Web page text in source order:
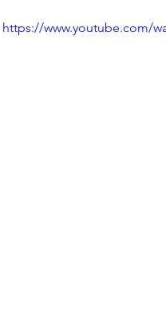
https://www.youtube.com/